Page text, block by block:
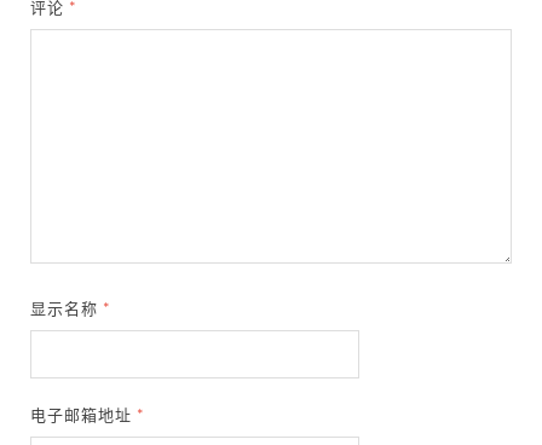
评论 *
显示名称 *
电子邮箱地址 *